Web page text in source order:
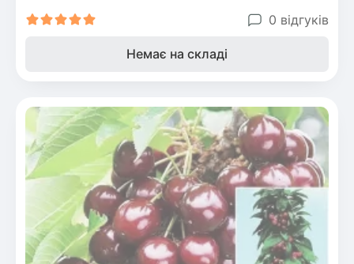
0 відгуків
Немає на складі